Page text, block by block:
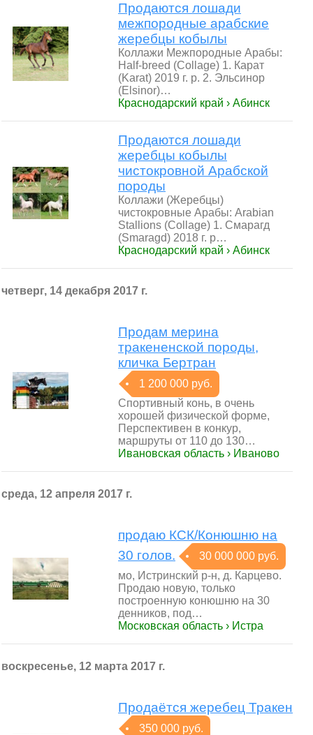
Продаются лошади
межпородные арабские
жеребцы кобылы
Коллажи Межпородные Арабы:
Half-breed (Collage) 1. Карат
(Karat) 2019 г. р. 2. Эльсинор
(Elsinor)…
Краснодарский край › Абинск
Продаются лошади
жеребцы кобылы
чистокровной Арабской
породы
Коллажи (Жеребцы)
чистокровные Арабы: Arabian
Stallions (Collage) 1. Смарагд
(Smaragd) 2018 г. р…
Краснодарский край › Абинск
четверг, 14 декабря 2017 г.
Продам мерина
тракененской породы,
кличка Бертран
1 200 000 руб.
Спортивный конь, в очень
хорошей физической форме,
Перспективен в конкур,
маршруты от 110 до 130…
Ивановская область › Иваново
среда, 12 апреля 2017 г.
продаю КСК/Конюшню на
30 голов.
30 000 000 руб.
мо, Истринский р-н, д. Карцево.
Продаю новую, только
построенную конюшню на 30
денников, под…
Московская область › Истра
воскресенье, 12 марта 2017 г.
Продаётся жеребец Тракен
350 000 руб.